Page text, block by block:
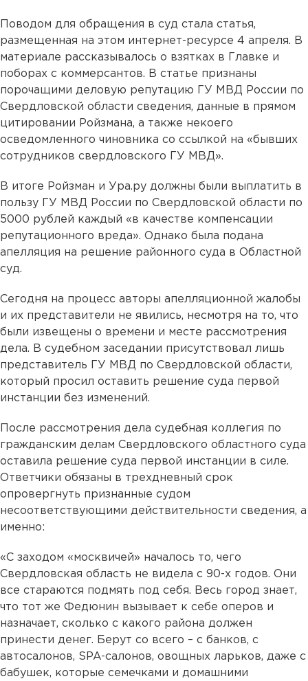
Поводом для обращения в суд стала статья,
размещенная на этом интернет-ресурсе 4 апреля. В
материале рассказывалось о взятках в Главке и
поборах с коммерсантов. В статье признаны
порочащими деловую репутацию ГУ МВД России по
Свердловской области сведения, данные в прямом
цитировании Ройзмана, а также некоего
осведомленного чиновника со ссылкой на «бывших
сотрудников свердловского ГУ МВД».
В итоге Ройзман и Ура.ру должны были выплатить в
пользу ГУ МВД России по Свердловской области по
5000 рублей каждый «в качестве компенсации
репутационного вреда». Однако была подана
апелляция на решение районного суда в Областной
суд.
Сегодня на процесс авторы апелляционной жалобы
и их представители не явились, несмотря на то, что
были извещены о времени и месте рассмотрения
дела. В судебном заседании присутствовал лишь
представитель ГУ МВД по Свердловской области,
который просил оставить решение суда первой
инстанции без изменений.
После рассмотрения дела судебная коллегия по
гражданским делам Свердловского областного суда
оставила решение суда первой инстанции в силе.
Ответчики обязаны в трехдневный срок
опровергнуть признанные судом
несоответствующими действительности сведения, а
именно:
«С заходом «москвичей» началось то, чего
Свердловская область не видела с 90-х годов. Они
все стараются подмять под себя. Весь город знает,
что тот же Федюнин вызывает к себе оперов и
назначает, сколько с какого района должен
принести денег. Берут со всего – с банков, с
автосалонов, SPA-салонов, овощных ларьков, даже с
бабушек, которые семечками и домашними